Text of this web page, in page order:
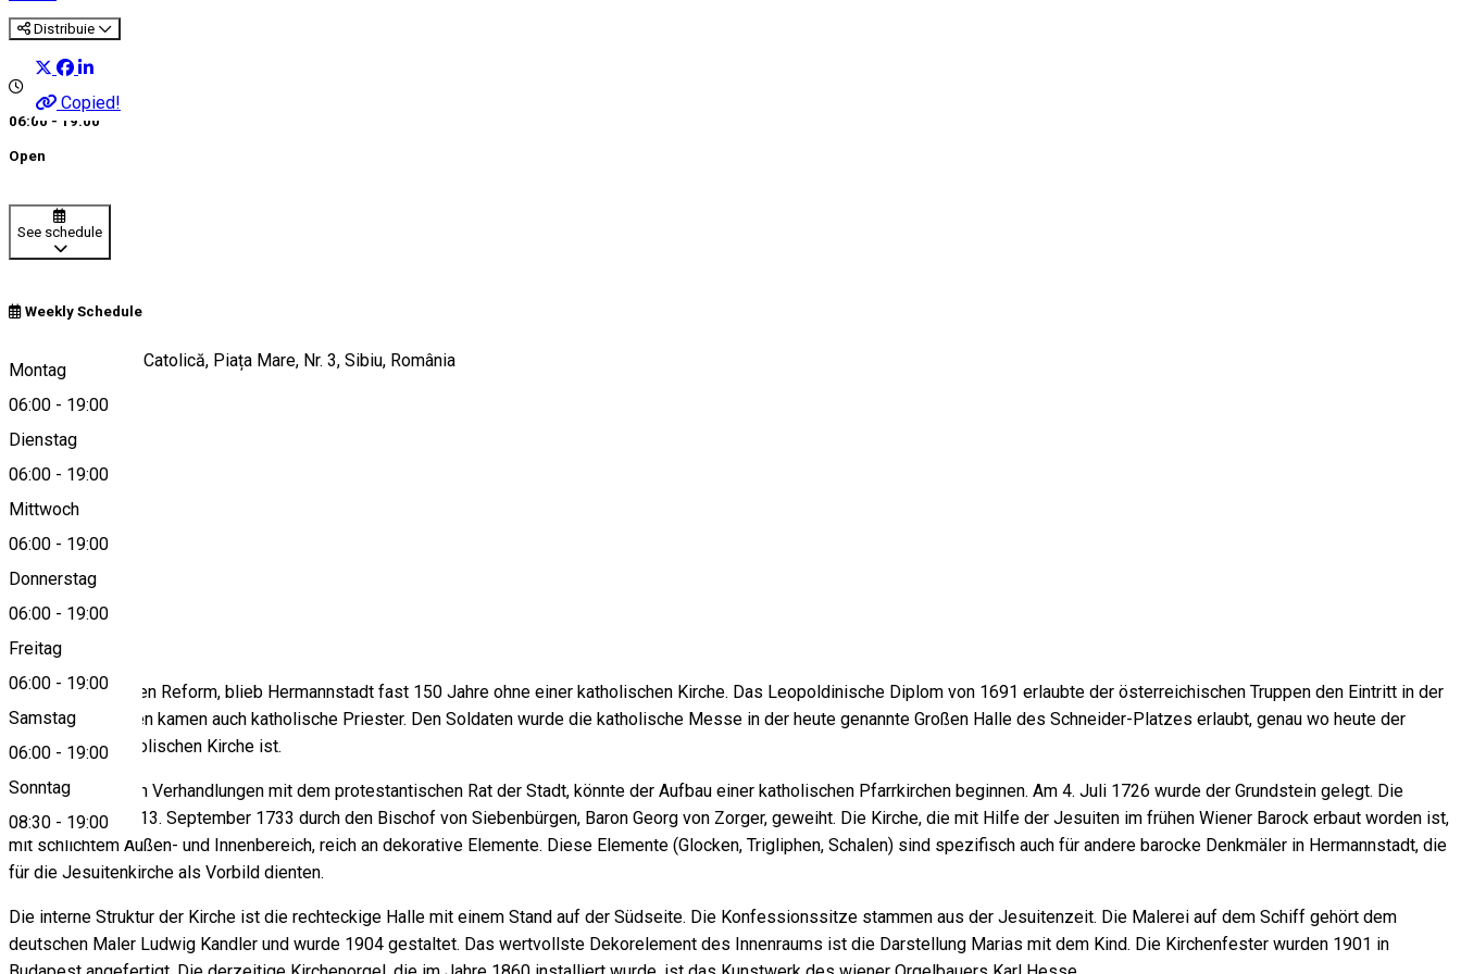
Distribuie
Copied!
06:00 - 19:00
Open
See schedule
Weekly Schedule
Montag
06:00 - 19:00
Dienstag
06:00 - 19:00
Mittwoch
06:00 - 19:00
Donnerstag
06:00 - 19:00
Freitag
06:00 - 19:00
Samstag
06:00 - 19:00
Sonntag
08:30 - 19:00
Biserica Romano-Catolică, Piața Mare, Nr. 3, Sibiu, România
View on map
About
Nach der religiösen Reform, blieb Hermannstadt fast 150 Jahre ohne einer katholischen Kirche. Das Leopoldinische Diplom von 1691 erlaubte der österreichischen Truppen den Eintritt in der
Stadt und mit ihnen kamen auch katholische Priester. Den Soldaten wurde die katholische Messe in der heute genannte Großen Halle des Schneider-Platzes erlaubt, genau wo heute der
Verbleib der katholischen Kirche ist.
Nach langwierigen Verhandlungen mit dem protestantischen Rat der Stadt, könnte der Aufbau einer katholischen Pfarrkirchen beginnen. Am 4. Juli 1726 wurde der Grundstein gelegt. Die
Kirche wurde am 13. September 1733 durch den Bischof von Siebenbürgen, Baron Georg von Zorger, geweiht. Die Kirche, die mit Hilfe der Jesuiten im frühen Wiener Barock erbaut worden ist,
mit schlichtem Außen- und Innenbereich, reich an dekorative Elemente. Diese Elemente (Glocken, Trigliphen, Schalen) sind spezifisch auch für andere barocke Denkmäler in Hermannstadt, die
für die Jesuitenkirche als Vorbild dienten.
Die interne Struktur der Kirche ist die rechteckige Halle mit einem Stand auf der Südseite. Die Konfessionssitze stammen aus der Jesuitenzeit. Die Malerei auf dem Schiff gehört dem
deutschen Maler Ludwig Kandler und wurde 1904 gestaltet. Das wertvollste Dekorelement des Innenraums ist die Darstellung Marias mit dem Kind. Die Kirchenfester wurden 1901 in